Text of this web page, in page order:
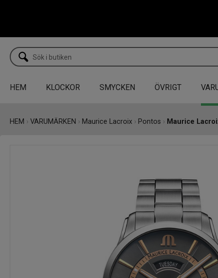
HEM KLOCKOR SMYCKEN ÖVRIGT
HEM › VARUMÄRKEN › Maurice Lacroix › Pontos › Maurice